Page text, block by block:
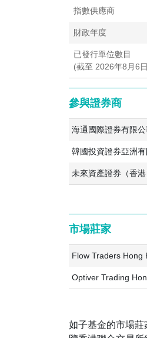
指數供應商
財政年度
已發行單位數目
(截至 2026年8月6
參與證券商
海通國際證券有限公
韓國投資證券亞洲有
未來資產證券（香港
市場莊家
Flow Traders Hong
Optiver Trading
如子基金的市場